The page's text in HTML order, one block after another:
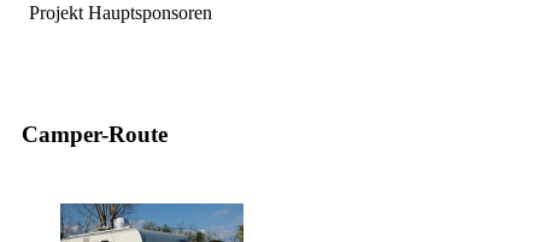
Projekt Hauptsponsoren
Camper-Route